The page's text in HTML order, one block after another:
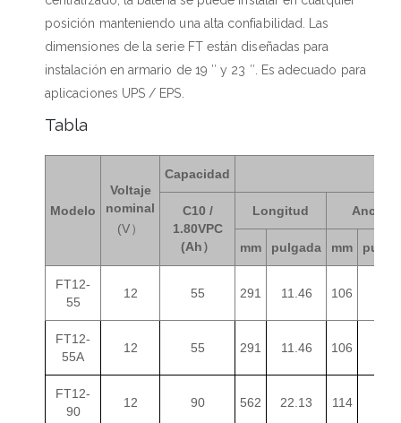
posición manteniendo una alta confiabilidad. Las
dimensiones de la serie FT están diseñadas para
instalación en armario de 19 ″ y 23 ″. Es adecuado para
aplicaciones UPS / EPS.
Tabla
Modelo
Voltaje
nominal
(V）
Capacidad
C10 /
1.80VPC
(Ah）
Longitud Ancho
mm pulgada mm
FT12-
55
12 55 291 11.46 106
FT12-
55A
12 55 291 11.46 106
FT12-
90
12 90 562 22.13 114